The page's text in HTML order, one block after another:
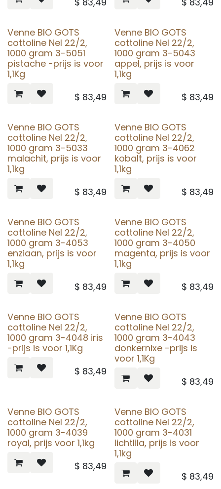
Venne BIO GOTS
cottoline Nel 22/2,
1000 gram 3-5051
pistache -prijs is voor
1,1Kg
$ 83,49
Venne BIO GOTS
cottoline Nel 22/2,
1000 gram 3-5043
appel, prijs is voor
1,1kg
$ 83,49
Venne BIO GOTS
cottoline Nel 22/2,
1000 gram 3-5033
malachit, prijs is voor
1,1kg
$ 83,49
Venne BIO GOTS
cottoline Nel 22/2,
1000 gram 3-4062
kobalt, prijs is voor
1,1kg
$ 83,49
Venne BIO GOTS
cottoline Nel 22/2,
1000 gram 3-4053
enziaan, prijs is voor
1,1kg
$ 83,49
Venne BIO GOTS
cottoline Nel 22/2,
1000 gram 3-4050
magenta, prijs is voor
1,1kg
$ 83,49
Venne BIO GOTS
cottoline Nel 22/2,
1000 gram 3-4048 iris
-prijs is voor 1,1Kg
$ 83,49
Venne BIO GOTS
cottoline Nel 22/2,
1000 gram 3-4043
donkernixe -prijs is
voor 1,1Kg
$ 83,49
Venne BIO GOTS
cottoline Nel 22/2,
1000 gram 3-4039
royal, prijs voor 1,1kg
$ 83,49
Venne BIO GOTS
cottoline Nel 22/2,
1000 gram 3-4031
lichtlila, prijs is voor
1,1kg
$ 83,49